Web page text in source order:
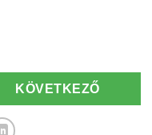
KÖVETKEZŐ